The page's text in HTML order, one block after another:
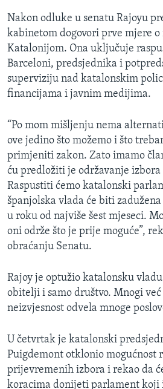
Nakon odluke u senatu Rajoyu
kabinetom dogovori prve mjere
Katalonijom. Ona uključuje
Barceloni, predsjednika i
superviziju nad katalonskim
financijama i javnim medijima.
“Po mom mišljenju nema
ove jedino što možemo i što
primjeniti zakon. Zato imamo
ću predložiti je održavanje
Raspustiti ćemo katalonski
španjolska vlada će biti
u roku od najviše šest mjeseci.
oni održe što je prije moguće”,
obraćanju Senatu.
Rajoy je optužio katalonsku
obitelji i samo društvo. Mnogi
neizvjesnost odvela mnoge
U četvrtak je katalonski
Puigdemont otklonio mogućnost
prijevremenih izbora i rekao da
koracima donijeti parlament koji